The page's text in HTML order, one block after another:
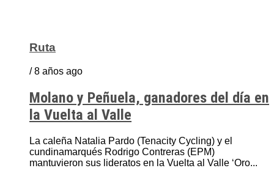
Ruta
/ 8 años ago
Molano y Peñuela, ganadores del día en
la Vuelta al Valle
La caleña Natalia Pardo (Tenacity Cycling) y el
cundinamarqués Rodrigo Contreras (EPM)
mantuvieron sus lideratos en la Vuelta al Valle ‘Oro...